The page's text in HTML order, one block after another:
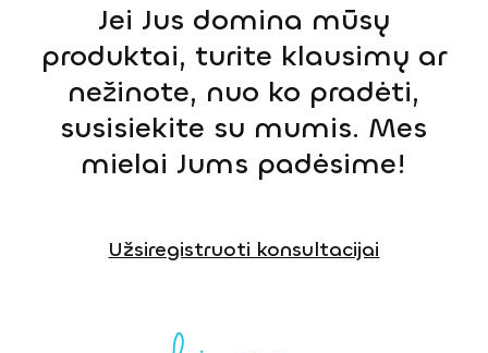
Jei Jus domina mūsų
produktai, turite klausimų ar
nežinote, nuo ko pradėti,
susisiekite su mumis. Mes
mielai Jums padėsime!
Užsiregistruoti konsultacijai